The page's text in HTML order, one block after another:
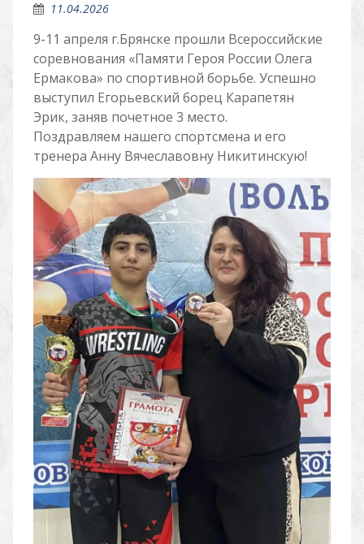
11.04.2026
9-11 апреля г.Брянске прошли Всероссийские
соревнования «Памяти Героя России Олега
Ермакова» по спортивной борьбе. Успешно
выступил Егорьевский борец Карапетян
Эрик, заняв почетное 3 место.
Поздравляем нашего спортсмена и его
тренера Анну Вячеславовну Никитинскую!